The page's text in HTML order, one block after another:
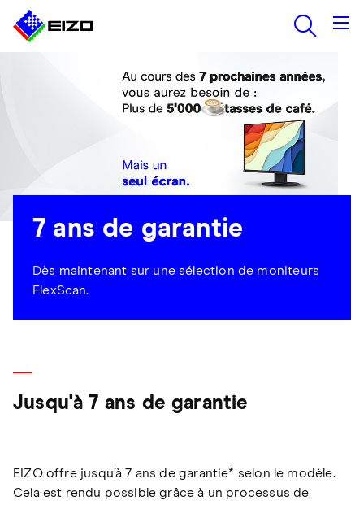
7 ans de garantie
Dès maintenant sur une sélection de moniteurs
FlexScan.
Jusqu'à 7 ans de garantie
EIZO offre jusqu’à 7 ans de garantie* selon le modèle.
Cela est rendu possible grâce à un processus de